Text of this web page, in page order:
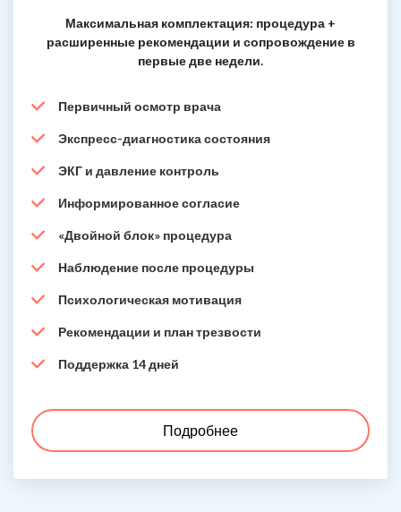
Максимальная комплектация: процедура +
расширенные рекомендации и сопровождение в
первые две недели.
Первичный осмотр врача
Экспресс-диагностика состояния
ЭКГ и давление контроль
Информированное согласие
«Двойной блок» процедура
Наблюдение после процедуры
Психологическая мотивация
Рекомендации и план трезвости
Поддержка 14 дней
Подробнее